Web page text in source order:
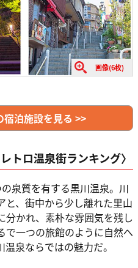
画像(6枚)
泊施設を見る >>
トロ温泉街ランキング〉
泉質を有する黒川温泉。川
、街中から少し離れた里山
分かれ、素朴な雰囲気を残し
で一つの旅館のように自然へ
泉ならではの魅力だ。